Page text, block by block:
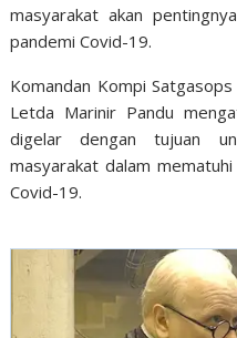
masyarakat akan
pandemi Covid-19.
Komandan Kompi
Letda Marinir Pandu
digelar dengan tujuan
masyarakat dalam
Covid-19.